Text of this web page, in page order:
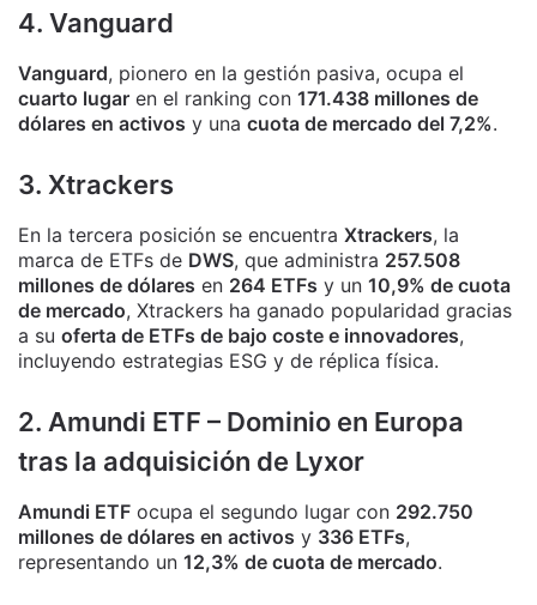
4. Vanguard
Vanguard, pionero en la gestión pasiva, ocupa el
cuarto lugar en el ranking con 171.438 millones de
dólares en activos y una cuota de mercado del 7,2%.
3. Xtrackers
En la tercera posición se encuentra Xtrackers, la
marca de ETFs de DWS, que administra 257.508
millones de dólares en 264 ETFs y un 10,9% de cuota
de mercado, Xtrackers ha ganado popularidad gracias
a su oferta de ETFs de bajo coste e innovadores,
incluyendo estrategias ESG y de réplica física.
2. Amundi ETF – Dominio en Europa
tras la adquisición de Lyxor
Amundi ETF ocupa el segundo lugar con 292.750
millones de dólares en activos y 336 ETFs,
representando un 12,3% de cuota de mercado.